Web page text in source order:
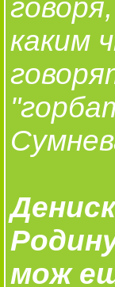
говоря,
каким
мож